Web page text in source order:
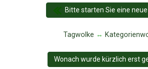
Bitte starten Sie eine
Tagwolke ↔
Wonach wurde kürzlich erst